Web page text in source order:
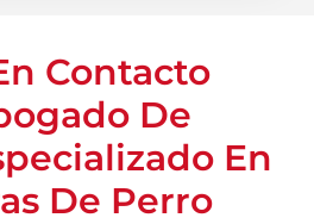
Contacto
De
En
De Perro